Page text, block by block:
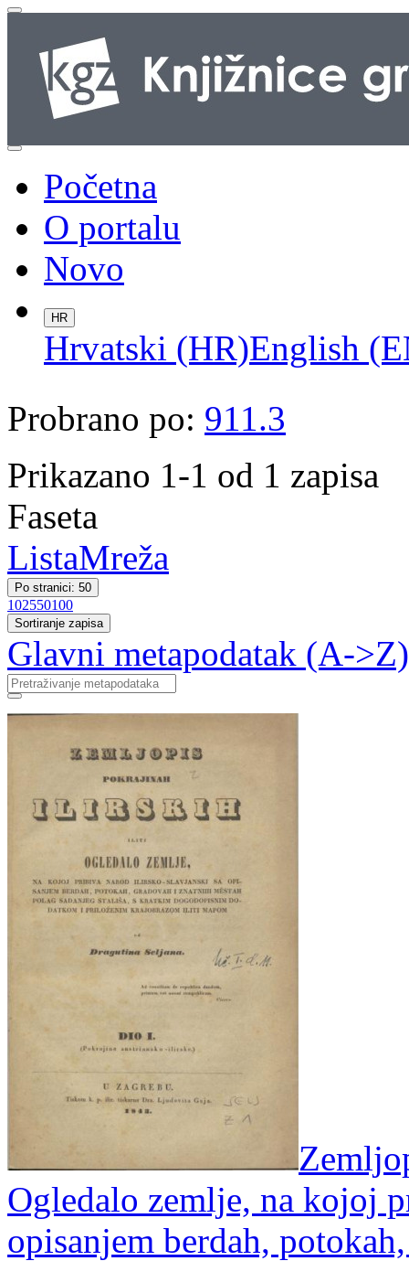
Početna
O portalu
Novo
HR
Hrvatski (HR)English
Probrano po: 911.3
Prikazano 1-1 od 1 zapisa
Faseta
ListaMreža
Po stranici: 50
102550100
Sortiranje zapisa
Glavni metapodatak (A->Z)
Ogledalo zemlje, na kojoj
opisanjem berdah,